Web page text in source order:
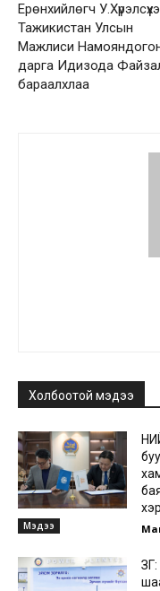
Ерөнхийлөгч
Тажикистан Улсын
Мажлиси
дарга Идизода
бараалхлаа
Холбоотой мэдээ
Мэдээ